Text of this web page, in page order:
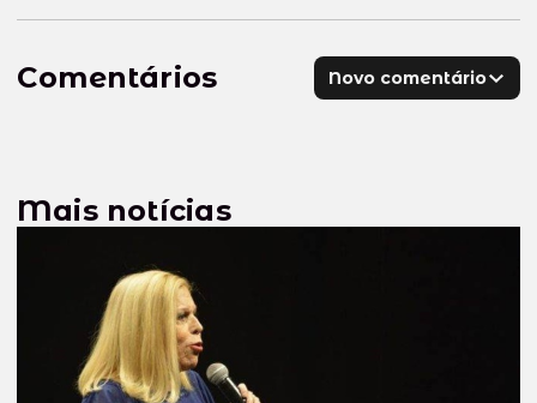
Comentários Novo comentário
Mais notícias